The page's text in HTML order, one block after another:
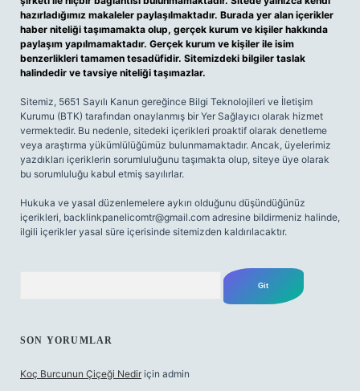
hazırladığımız makaleler paylaşılmaktadır. Burada yer alan içerikler
haber niteliği taşımamakta olup, gerçek kurum ve kişiler hakkında
paylaşım yapılmamaktadır. Gerçek kurum ve kişiler ile isim
benzerlikleri tamamen tesadüfidir. Sitemizdeki bilgiler taslak
halindedir ve tavsiye niteliği taşımazlar.
Sitemiz, 5651 Sayılı Kanun gereğince Bilgi Teknolojileri ve İletişim
Kurumu (BTK) tarafından onaylanmış bir Yer Sağlayıcı olarak hizmet
vermektedir. Bu nedenle, sitedeki içerikleri proaktif olarak denetleme
veya araştırma yükümlülüğümüz bulunmamaktadır. Ancak, üyelerimiz
yazdıkları içeriklerin sorumluluğunu taşımakta olup, siteye üye olarak
bu sorumluluğu kabul etmiş sayılırlar.
Hukuka ve yasal düzenlemelere aykırı olduğunu düşündüğünüz
içerikleri, backlinkpanelicomtr@gmail.com adresine bildirmeniz halinde,
ilgili içerikler yasal süre içerisinde sitemizden kaldırılacaktır.
SON YORUMLAR
Koç Burcunun Çiçeği Nedir için admin